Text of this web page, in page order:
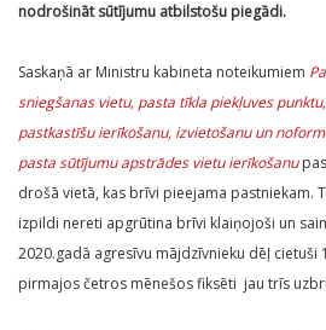
nodrošināt sūtījumu atbilstošu piegādi.
Saskaņā ar Ministru kabineta noteikumiem
sniegšanas vietu, pasta tīkla piekļuves
pastkastīšu ierīkošanu, izvietošanu un
pasta sūtījumu apstrādes vietu ierīkošanu
drošā vietā, kas brīvi pieejama pastniekam.
izpildi nereti apgrūtina brīvi klaiņojoši un
2020.gadā agresīvu mājdzīvnieku dēļ cietuši
pirmajos četros mēnešos fiksēti jau trīs